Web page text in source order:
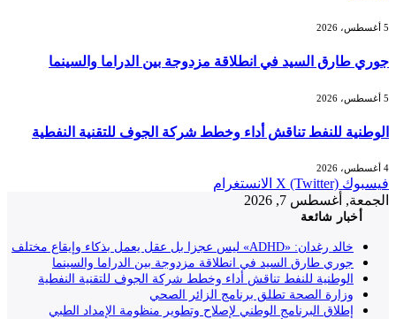
جوري طارق السيد في انطلاقة مزدوجة بين الدراما والسينما
الوطنية للنفط تناقش أداء وخطط شركة الجوف للتقنية النفطية
فيسبوك X (Twitter) الانستغرام
الجمعة, أغسطس 7, 2026
أخبار شائعة
خالد رغدان: «ADHD» ليس عجزا بل عقل يعمل بذكاء وإيقاع مختلف
جوري طارق السيد في انطلاقة مزدوجة بين الدراما والسينما
الوطنية للنفط تناقش أداء وخطط شركة الجوف للتقنية النفطية
وزارة الصحة تطلق برنامج الزائر الصحي
إطلاق البرنامج الوطني لإصلاح وتطوير منظومة الإمداد الطبي